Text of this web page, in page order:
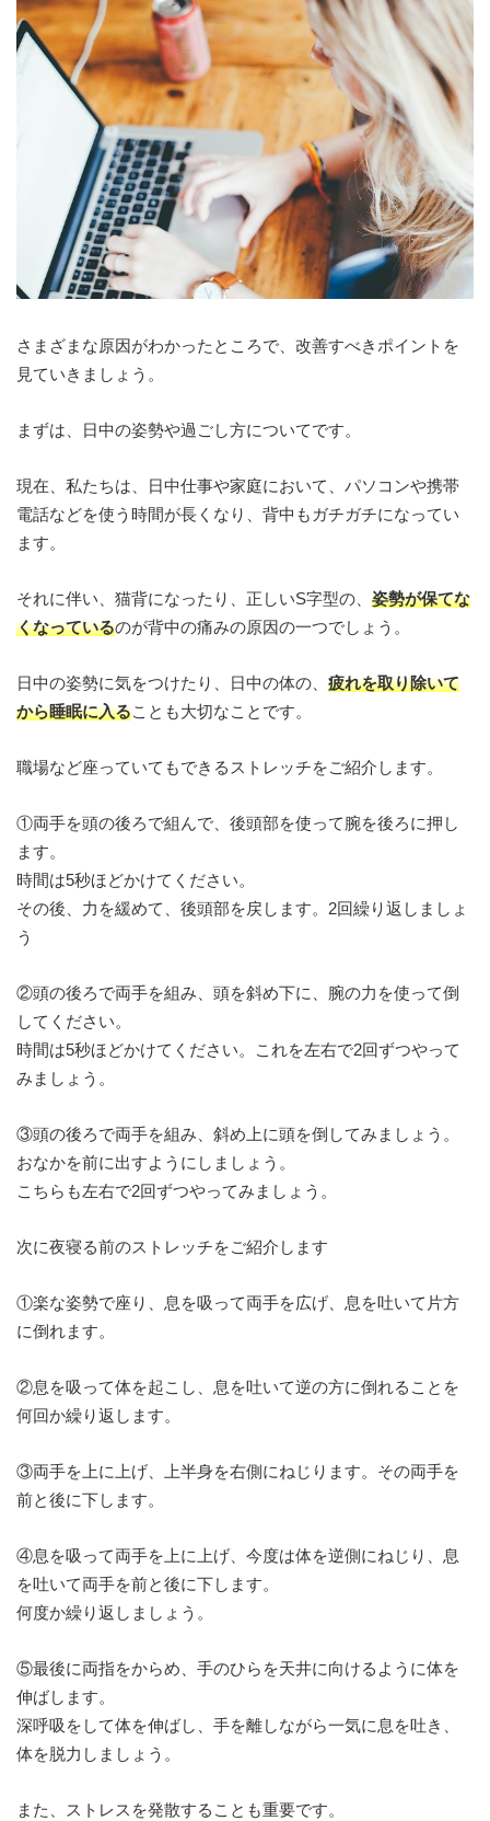
さまざまな原因がわかったところで、改善すべきポイントを
見ていきましょう。
まずは、日中の姿勢や過ごし方についてです。
現在、私たちは、日中仕事や家庭において、パソコンや携帯
電話などを使う時間が長くなり、背中もガチガチになってい
ます。
それに伴い、猫背になったり、正しいS字型の、 姿勢が保てな
くなっているのが背中の痛みの原因の一つでしょう。
日中の姿勢に気をつけたり、日中の体の、 疲れを取り除いて
から睡眠に入ることも大切なことです。
職場など座っていてもできるストレッチをご紹介します。
①両手を頭の後ろで組んで、後頭部を使って腕を後ろに押し
ます。
時間は5秒ほどかけてください。
その後、力を緩めて、後頭部を戻します。2回繰り返しましょ
う
②頭の後ろで両手を組み、頭を斜め下に、腕の力を使って倒
してください。
時間は5秒ほどかけてください。これを左右で2回ずつやって
みましょう。
③頭の後ろで両手を組み、斜め上に頭を倒してみましょう。
おなかを前に出すようにしましょう。
こちらも左右で2回ずつやってみましょう。
次に夜寝る前のストレッチをご紹介します
①楽な姿勢で座り、息を吸って両手を広げ、息を吐いて片方
に倒れます。
②息を吸って体を起こし、息を吐いて逆の方に倒れることを
何回か繰り返します。
③両手を上に上げ、上半身を右側にねじります。その両手を
前と後に下します。
④息を吸って両手を上に上げ、今度は体を逆側にねじり、息
を吐いて両手を前と後に下します。
何度か繰り返しましょう。
⑤最後に両指をからめ、手のひらを天井に向けるように体を
伸ばします。
深呼吸をして体を伸ばし、手を離しながら一気に息を吐き、
体を脱力しましょう。
また、ストレスを発散することも重要です。